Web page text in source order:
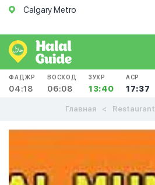
Calgary Metro
ФАДЖР
04:18
ВОСХОД
06:08
ЗУХР
13:40
АСР
17:37
Главная Restaurant